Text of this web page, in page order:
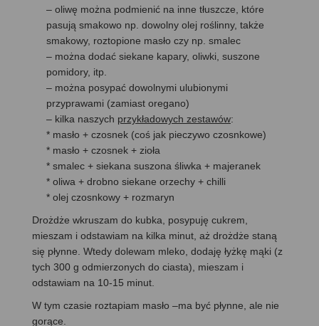
– oliwę można podmienić na inne tłuszcze, które
pasują smakowo np. dowolny olej roślinny, także
smakowy, roztopione masło czy np. smalec
– można dodać siekane kapary, oliwki, suszone
pomidory, itp.
– można posypać dowolnymi ulubionymi
przyprawami (zamiast oregano)
– kilka naszych przykładowych zestawów:
* masło + czosnek (coś jak pieczywo czosnkowe)
* masło + czosnek + zioła
* smalec + siekana suszona śliwka + majeranek
* oliwa + drobno siekane orzechy + chilli
* olej czosnkowy + rozmaryn
Drożdże wkruszam do kubka, posypuję cukrem,
mieszam i odstawiam na kilka minut, aż drożdże staną
się płynne. Wtedy dolewam mleko, dodaję łyżkę mąki (z
tych 300 g odmierzonych do ciasta), mieszam i
odstawiam na 10-15 minut.
W tym czasie roztapiam masło –ma być płynne, ale nie
gorące.